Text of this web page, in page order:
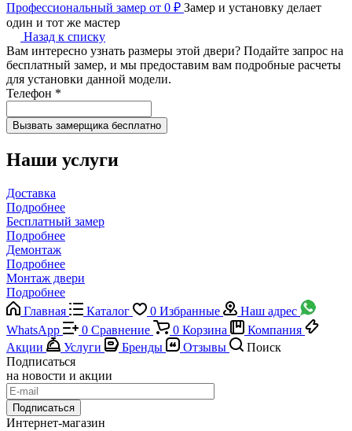
Профессиональный замер от 0 ₽ Замер и установку делает
один и тот же мастер
Назад к списку
Вам интересно узнать размеры этой двери? Подайте запрос на
бесплатный замер, и мы предоставим вам подробные расчеты
для установки данной модели.
Телефон *
Наши услуги
Доставка
Подробнее
Бесплатный замер
Подробнее
Демонтаж
Подробнее
Монтаж двери
Подробнее
Главная
Каталог 0 Избранные
Наш адрес
WhatsApp
0 Сравнение 0 Корзина
Компания
Акции
Услуги Бренды Отзывы
Поиск
Подписаться
на новости и акции
Подписаться
Интернет-магазин